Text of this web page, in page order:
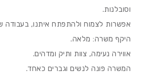
וסובלנות.
אפשרות לצמוח ולהתפתח איתנו, בעבודה
היקף משרה: מלאה.
אווירה נעימה, צוות ותיק ומדהים.
המשרה פונה לנשים וגברים כאחד.